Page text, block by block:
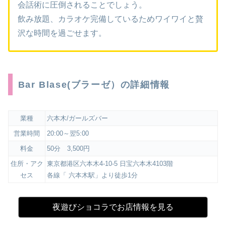
会話術に圧倒されることでしょう。
飲み放題、カラオケ完備しているためワイワイと贅
沢な時間を過ごせます。
Bar Blase(ブラーゼ）の詳細情報
業種
六本木/ガールズバー
営業時間
20:00～翌5:00
料金
50分 3,500円
住所・アク
セス
東京都港区六本木4-10-5 日宝六本木4103階
各線「 六本木駅」より徒歩1分
夜遊びショコラでお店情報を見る